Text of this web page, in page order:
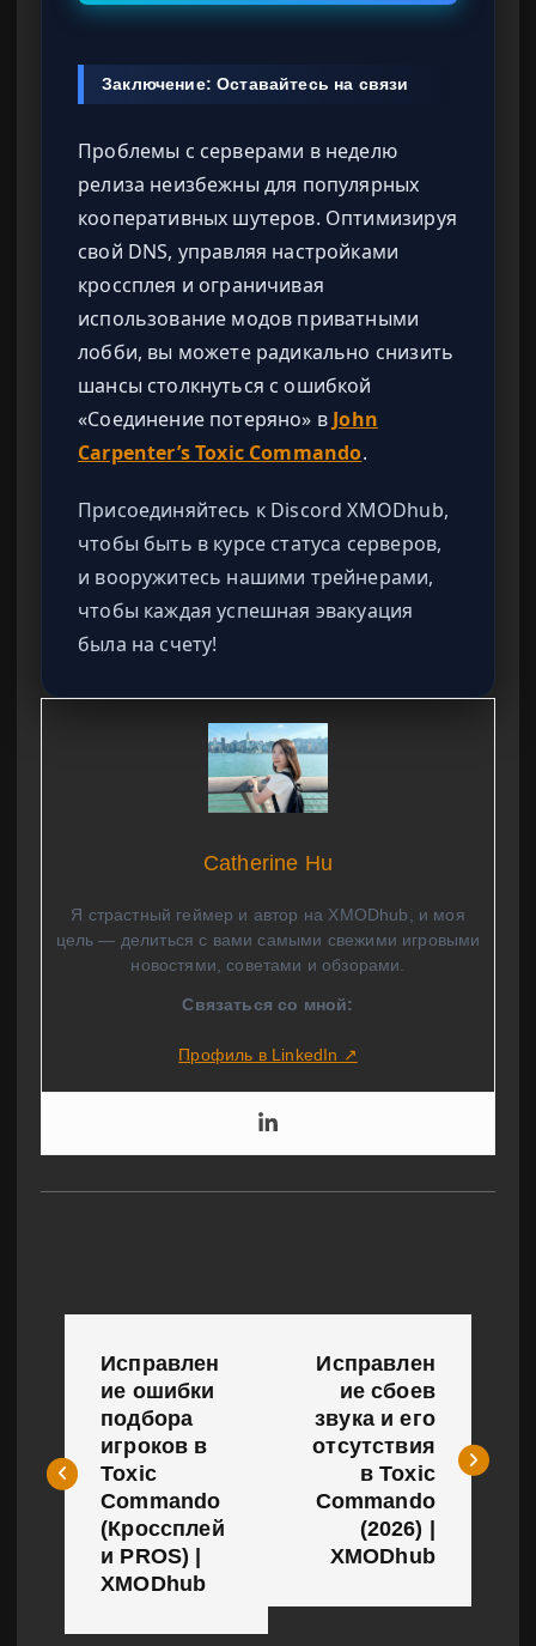
Заключение: Оставайтесь на связи
Проблемы с серверами в неделю
релиза неизбежны для популярных
кооперативных шутеров. Оптимизируя
свой DNS, управляя настройками
кроссплея и ограничивая
использование модов приватными
лобби, вы можете радикально снизить
шансы столкнуться с ошибкой
«Соединение потеряно» в John
Carpenter’s Toxic Commando.
Присоединяйтесь к Discord XMODhub,
чтобы быть в курсе статуса серверов,
и вооружитесь нашими трейнерами,
чтобы каждая успешная эвакуация
была на счету!
Catherine Hu
Я страстный геймер и автор на XMODhub, и моя
цель — делиться с вами самыми свежими игровыми
новостями, советами и обзорами.
Связаться со мной:
Профиль в LinkedIn ↗
и
Исправлен
ие ошибки
подбора
игроков в
Toxic
Commando
(Кроссплей
и PROS) |
XMODhub
Исправлен
ие сбоев
звука и его
отсутствия
в Toxic
Commando
(2026) |
XMODhub